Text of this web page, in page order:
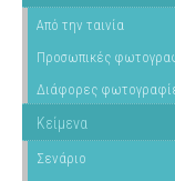
Από την ταινία
Προσωπικές
Διάφορες
Κείμενα
Σενάριο